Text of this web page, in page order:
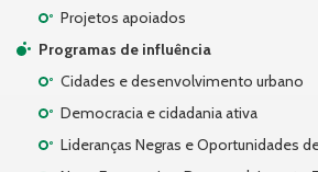
Projetos apoiados
Programas de influência
Cidades e desenvolvimento urbano
Democracia e cidadania ativa
Lideranças Negras e Oportunidades